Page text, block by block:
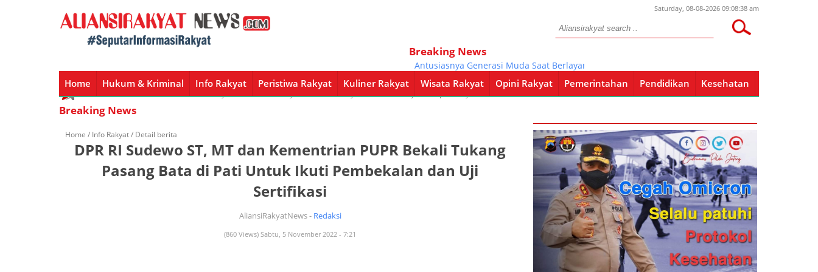
Saturday, 08-08-2026 09:08:38 am
Breaking News
Antusiasnya Generasi Muda Saat Berlayar Dengan Kapal Perang TNI AL
Home Hukum & Kriminal Info Rakyat Peristiwa Rakyat Kuliner Rakyat Wisata Rakyat Opini Rakyat Pemerintahan Pendidikan Kesehatan
Home Hukum & Kriminal Info Rakyat Peristiwa Rakyat Kuliner Rakyat Wisata Rakyat Opini Rakyat Pemerintahan Pendidikan Kesehatan
Breaking News
Home / Info Rakyat/ Detail berita
DPR RI Sudewo ST, MT dan Kementrian PUPR Bekali Tukang
Pasang Bata di Pati Untuk Ikuti Pembekalan dan Uji
Sertifikasi
AliansiRakyatNews - Redaksi
(860 Views) Sabtu, 5 November 2022 - 7:21